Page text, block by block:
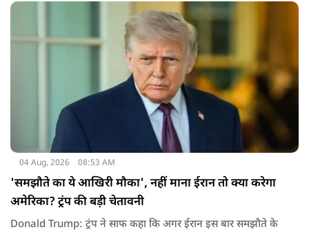
04 Aug, 2026 08:53 AM
'समझौते का ये आखिरी मौका', नहीं माना ईरान तो क्या करेगा
अमेरिका? ट्रंप की बड़ी चेतावनी
Donald Trump: ट्रंप ने साफ कहा कि अगर ईरान इस बार समझौते के